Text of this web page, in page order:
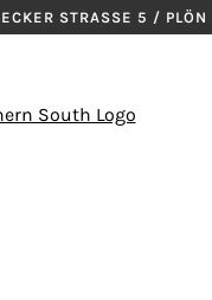
STRASSE 5 / PLÖN